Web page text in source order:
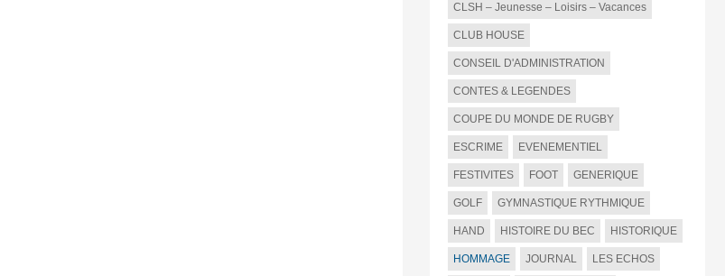
CLSH – Jeunesse – Loisirs – Vacances
CLUB HOUSE
CONSEIL D'ADMINISTRATION
CONTES & LEGENDES
COUPE DU MONDE DE RUGBY
ESCRIME EVENEMENTIEL
FESTIVITES FOOT GENERIQUE
GOLF GYMNASTIQUE RYTHMIQUE
HAND HISTOIRE DU BEC HISTORIQUE
HOMMAGE JOURNAL LES ECHOS